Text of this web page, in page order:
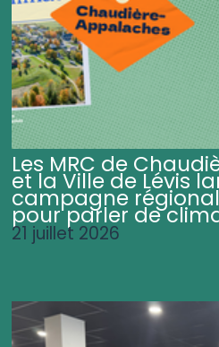
Les MRC de
et la Ville de Lévis
campagne
pour parler de
21 juillet 2026